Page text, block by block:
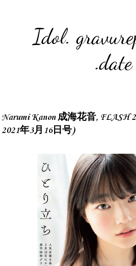
Idol.
.date
Narumi Kanon 成海花音, FLASH
2021年3月16日号)